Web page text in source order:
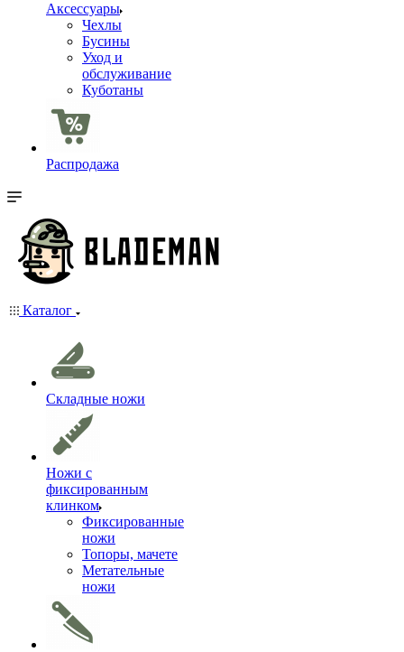
Аксессуары
Чехлы
Бусины
Уход и
обслуживание
Куботаны
Распродажа
Каталог
Складные ножи
Ножи с
фиксированным
клинком
Фиксированные
ножи
Топоры, мачете
Метательные
ножи